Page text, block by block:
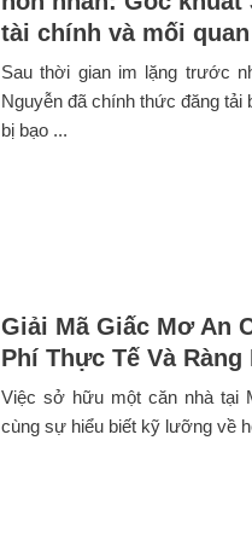
tài chính và mối
Sau thời gian im lặng trước
Nguyễn đã chính thức đăng tải
bị bạo ...
Giải Mã Giấc Mơ An
Phí Thực Tế Và
Việc sở hữu một căn nhà tại
cùng sự hiểu biết kỹ lưỡng về